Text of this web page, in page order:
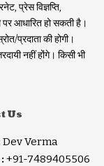
प्रेस विज्ञप्ति,
पर आधारित हो सकती है।
प्रदाता की होगी।
नहीं होंगे। किसी भी
Us
Dev Verma
+91-7489405506